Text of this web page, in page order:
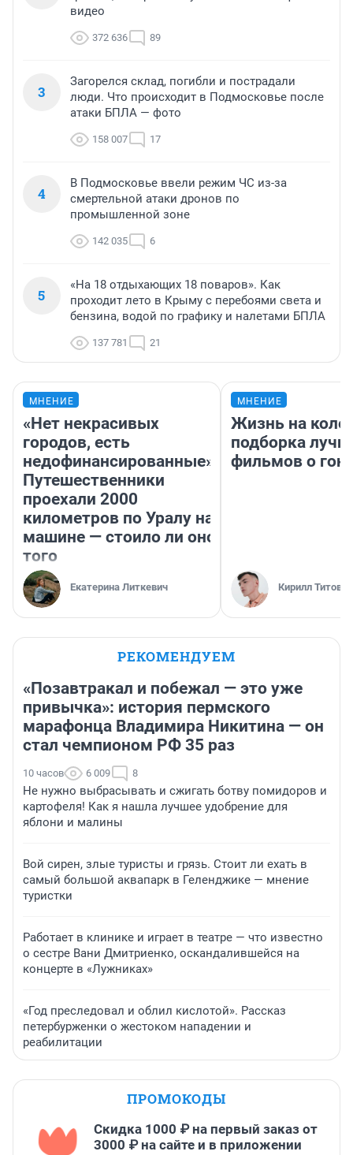
видео
372 636 89
3
Загорелся склад, погибли и пострадали
люди. Что происходит в Подмосковье после
атаки БПЛА — фото
158 007 17
4
В Подмосковье ввели режим ЧС из-за
смертельной атаки дронов по
промышленной зоне
142 035 6
5
«На 18 отдыхающих 18 поваров». Как
проходит лето в Крыму с перебоями света и
бензина, водой по графику и налетами БПЛА
137 781 21
МНЕНИЕ
«Нет некрасивых
городов, есть
недофинансированные».
Путешественники
проехали 2000
километров по Уралу на
машине — стоило ли оно
того
Екатерина Литкевич
МНЕНИЕ
Жизнь на
подборка
фильмов о
Кирилл Титов
РЕКОМЕНДУЕМ
«Позавтракал и побежал — это уже
привычка»: история пермского
марафонца Владимира Никитина — он
стал чемпионом РФ 35 раз
10 часов 6 009 8
Не нужно выбрасывать и сжигать ботву помидоров и
картофеля! Как я нашла лучшее удобрение для
яблони и малины
Вой сирен, злые туристы и грязь. Стоит ли ехать в
самый большой аквапарк в Геленджике — мнение
туристки
Работает в клинике и играет в театре — что известно
о сестре Вани Дмитриенко, оскандалившейся на
концерте в «Лужниках»
«Год преследовал и облил кислотой». Рассказ
петербурженки о жестоком нападении и
реабилитации
ПРОМОКОДЫ
Скидка 1000 ₽ на первый заказ от
3000 ₽ на сайте и в приложении